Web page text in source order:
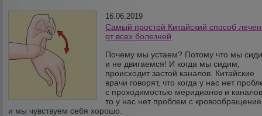
16.06.2019
Самый простой Китайский способ
от всех болезней
Почему мы устаем? Потому что мы
и не двигаемся! И когда мы сидим,
происходит застой каналов. Китайские
врачи говорят, что когда у нас нет
с проходимостью меридианов и
то у нас нет проблем с
и мы чувствуем себя хорошо.